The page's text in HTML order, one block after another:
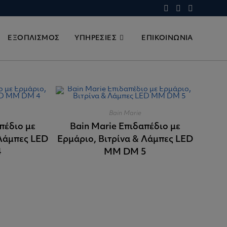
ΕΞΟΠΛΙΣΜΟΣ ΥΠΗΡΕΣΙΕΣ ΕΠΙΚΟΙΝΩΝΙΑ
με
LED
Bain Marie
Bain Marie Επιδαπέδιο με
Ερμάριο, Βιτρίνα & Λάμπες LED
MM DM 5